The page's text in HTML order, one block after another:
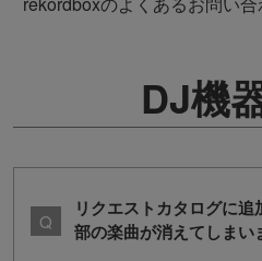
DJ機
リクエストカタログに
部の楽曲が消えてしまい